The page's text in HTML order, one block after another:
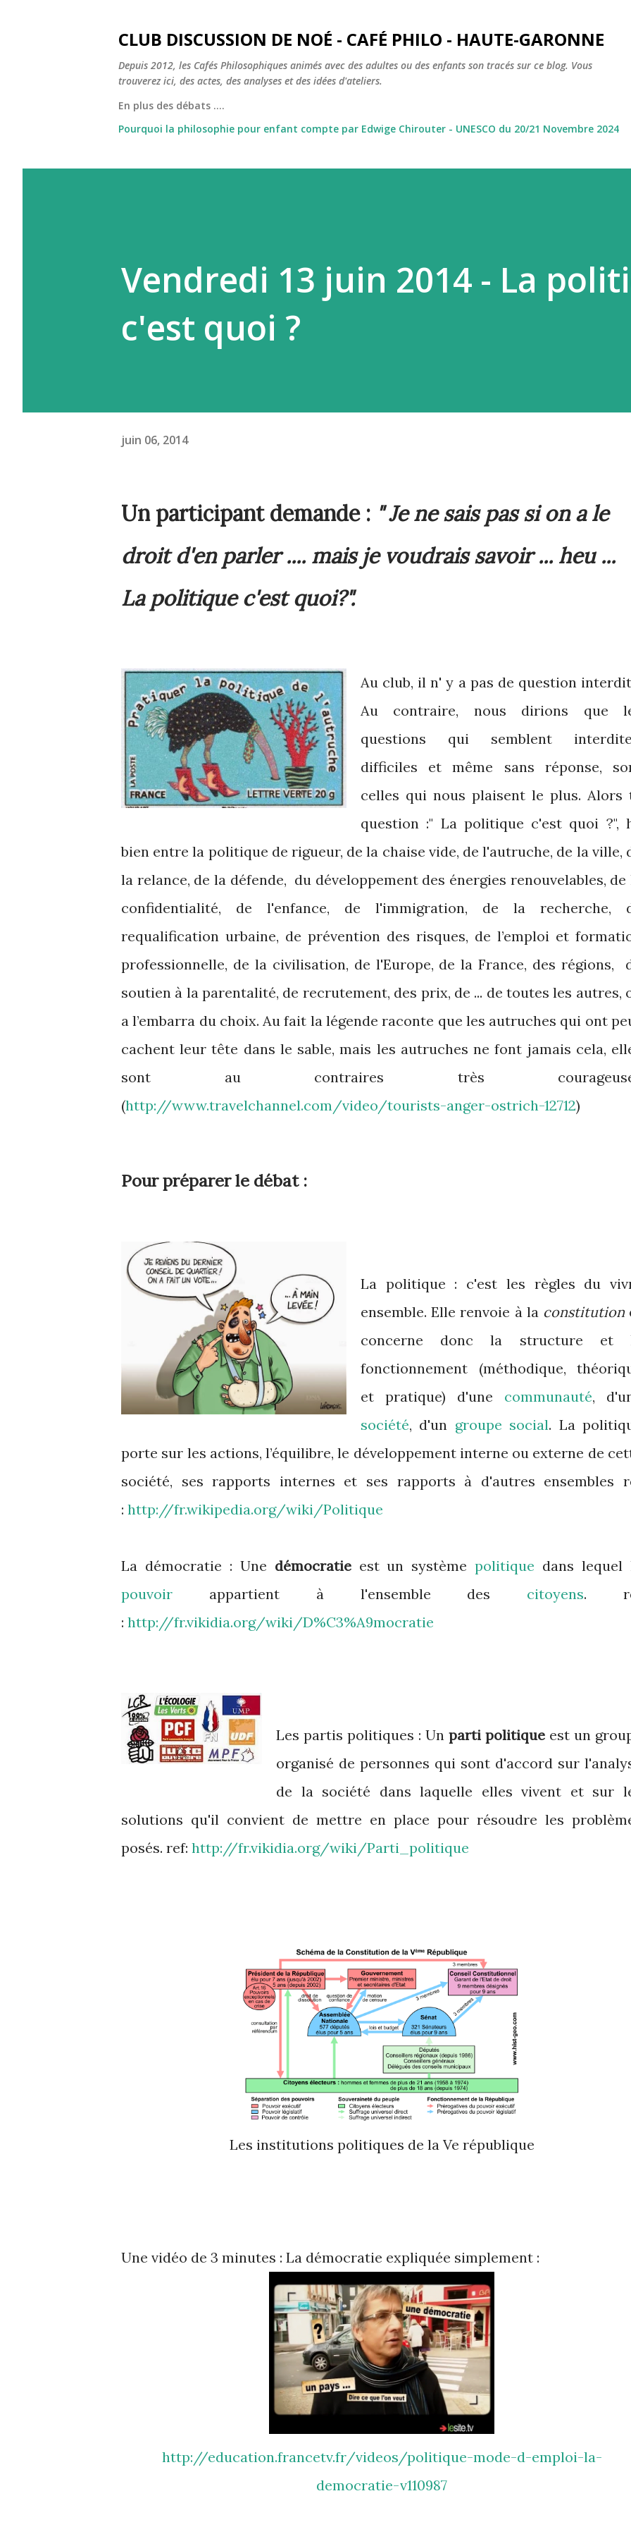
CLUB DISCUSSION DE NOÉ - CAFÉ PHILO - HAUTE-GARONNE
Depuis 2012, les Cafés Philosophiques animés avec des adultes ou des enfants son tracés sur ce blog. Vous
trouverez ici, des actes, des analyses et des idées d'ateliers.
En plus des débats ....
Pourquoi la philosophie pour enfant compte par Edwige Chirouter - UNESCO du 20/21 Novembre 2024
Vendredi 13 juin 2014 - La
c'est quoi ?
juin 06, 2014
Un participant demande : " Je ne sais pas si on a le
droit d'en parler .... mais je voudrais savoir ... heu ...
La politique c'est quoi?".
Au club, il n' y a pas de question
Au contraire, nous dirions que
questions qui semblent
difficiles et même sans réponse,
celles qui nous plaisent le plus. Alors
question :" La politique c'est quoi ?",
bien entre la politique de rigueur, de la chaise vide, de l'autruche, de la ville,
la relance, de la défende, du développement des énergies renouvelables, de
confidentialité, de l'enfance, de l'immigration, de la recherche,
requalification urbaine, de prévention des risques, de l’emploi et
professionnelle, de la civilisation, de l'Europe, de la France, des régions,
soutien à la parentalité, de recrutement, des prix, de ... de toutes les autres,
al’embarra du choix. Au fait la légende raconte que les autruches qui ont
cachent leur tête dans le sable, mais les autruches ne font jamais cela,
sont au contraires très
(http://www.travelchannel.com/video/tourists-anger-ostrich-12712)
Pour préparer le débat :
La politique : c'est les règles du
ensemble. Elle renvoie à la constitution
concerne donc la structure et
fonctionnement (méthodique,
et pratique) d'une communauté,
société, d'un groupe social. La
porte sur les actions, l’équilibre, le développement interne ou externe de
société, ses rapports internes et ses rapports à d'autres ensembles
: http://fr.wikipedia.org/wiki/Politique
La démocratie : Une démocratieest un systèmepolitique dans lequel
pouvoir appartient à l'ensemble des citoyens.
: http://fr.vikidia.org/wiki/D%C3%A9mocratie
Les partis politiques : Un parti politique est un
organisé de personnes qui sont d'accord sur
de la société dans laquelle elles vivent et sur
solutions qu'il convient de mettre en place pour résoudre les
posés. ref: http://fr.vikidia.org/wiki/Parti_politique
Les institutions politiques de la Ve république
Une vidéo de 3 minutes : La démocratie expliquée simplement :
http://education.francetv.fr/videos/politique-mode-d-emploi-la-
democratie-v110987